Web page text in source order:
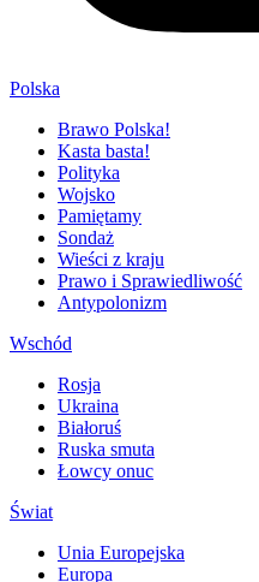
Polska
Brawo Polska!
Kasta basta!
Polityka
Wojsko
Pamiętamy
Sondaż
Wieści z kraju
Prawo i Sprawiedliwość
Antypolonizm
Wschód
Rosja
Ukraina
Białoruś
Ruska smuta
Łowcy onuc
Świat
Unia Europejska
Europa